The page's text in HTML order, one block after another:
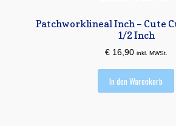
Patchworklineal Inch – Cute
1/2 Inch
€16,90 inkl. MWSt.
In den Warenkorb